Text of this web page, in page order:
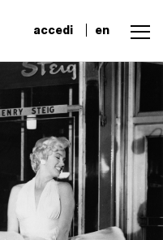
accedi en